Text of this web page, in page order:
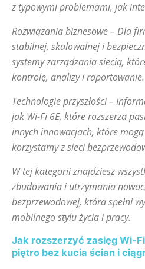
z typowymi problemami, jak
Rozwiązania biznesowe – Dla
stabilnej, skalowalnej i
systemy zarządzania siecią,
kontrolę, analizy i raportowanie.
Technologie przyszłości –
jak Wi-Fi 6E, które rozszerza
innych innowacjach, które
korzystamy z sieci
W tej kategorii znajdziesz
zbudowania i utrzymania
bezprzewodowej, która spełni
mobilnego stylu życia i pracy.
Jak rozszerzyć zasięg
piętro bez kucia ścian i